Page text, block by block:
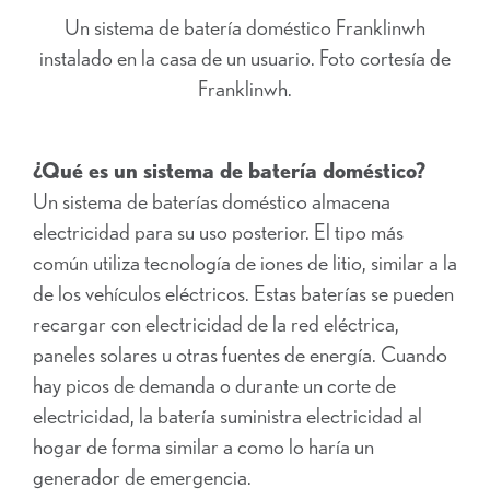
Un sistema de batería doméstico Franklinwh
instalado en la casa de un usuario. Foto cortesía de
Franklinwh.
¿Qué es un sistema de batería doméstico?
Un sistema de baterías doméstico almacena
electricidad para su uso posterior. El tipo más
común utiliza tecnología de iones de litio, similar a la
de los vehículos eléctricos. Estas baterías se pueden
recargar con electricidad de la red eléctrica,
paneles solares u otras fuentes de energía. Cuando
hay picos de demanda o durante un corte de
electricidad, la batería suministra electricidad al
hogar de forma similar a como lo haría un
generador de emergencia.